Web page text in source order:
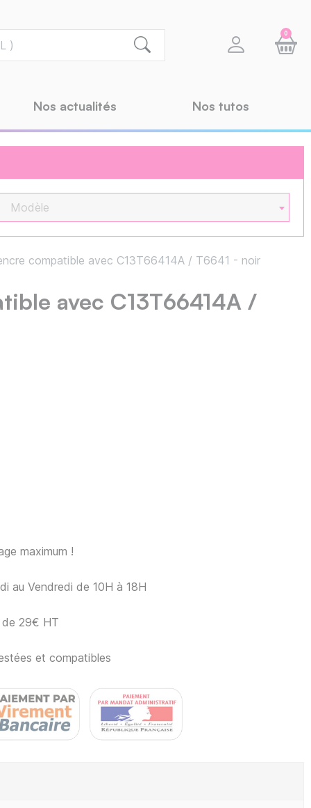
0
Nos actualités Nos tutos
Modèle
compatible avec C13T66414A / T6641 - noir
avec C13T66414A /
maximum !
au Vendredi de 10H à 18H
29€ HT
et compatibles